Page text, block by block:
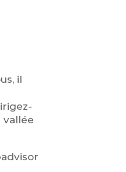
il
vallée